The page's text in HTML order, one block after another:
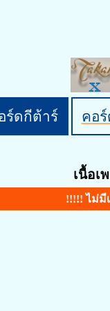
ร์ดกีต้าร์ คอร์
เนื้อเ
!!!!! ไม่มี